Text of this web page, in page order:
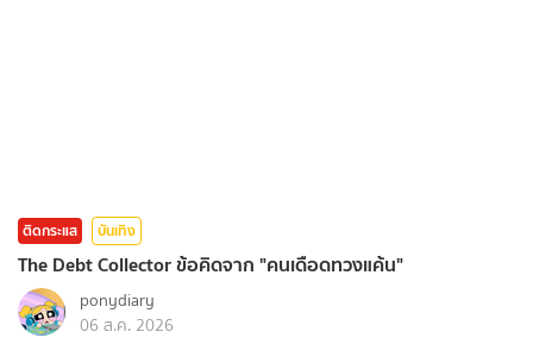
ติดกระแส บันเทิง
The Debt Collector ข้อคิดจาก "คนเดือดทวงแค้น"
ponydiary
06 ส.ค. 2026